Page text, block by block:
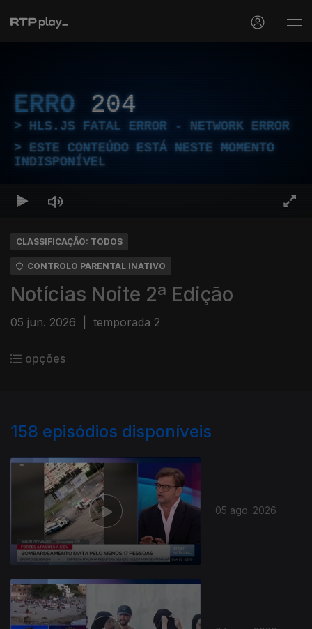
ERRO 204
HLS.JS FATAL ERROR - NETWORK ERROR
ESTE CONTEÚDO ESTÁ NESTE MOMENTO
INDISPONÍVEL
CLASSIFICAÇÃO: TODOS
CONTROLO PARENTAL INATIVO
Notícias Noite 2ª Edição
05 jun. 2026 temporada 2
opções
158 episódios disponíveis
05 ago. 2026